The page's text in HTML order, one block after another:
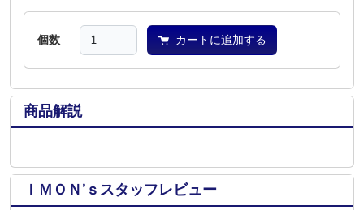
個数 カートに追加する
商品解説
ＩＭＯＮ’ｓスタッフレビュー